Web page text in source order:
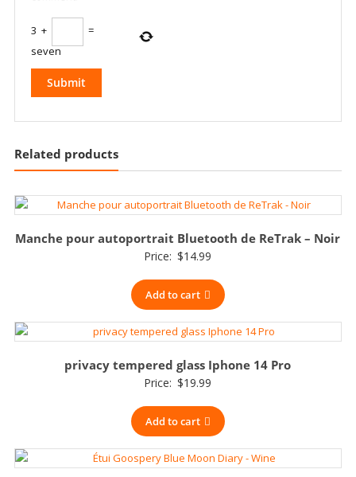
3 +
=
seven
Related products
Manche pour autoportrait Bluetooth de ReTrak – Noir
Price: $14.99
Add to cart
privacy tempered glass Iphone 14 Pro
Price: $19.99
Add to cart